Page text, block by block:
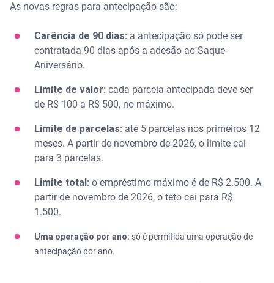
As novas regras para antecipação são:
Carência de 90 dias: a antecipação só pode ser
contratada 90 dias após a adesão ao Saque-
Aniversário.
Limite de valor: cada parcela antecipada deve ser
de R$ 100 a R$ 500, no máximo.
Limite de parcelas: até 5 parcelas nos primeiros 12
meses. A partir de novembro de 2026, o limite cai
para 3 parcelas.
Limite total: o empréstimo máximo é de R$ 2.500. A
partir de novembro de 2026, o teto cai para R$
1.500.
Uma operação por ano: só é permitida uma operação de
antecipação por ano.